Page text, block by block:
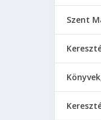
Szent